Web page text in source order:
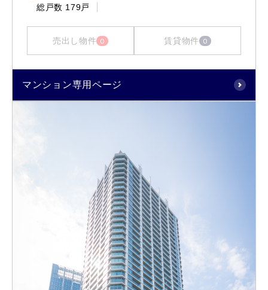
総戸数 179戸
売出し物件 0 賃貸物件 0
マンション専用ページ